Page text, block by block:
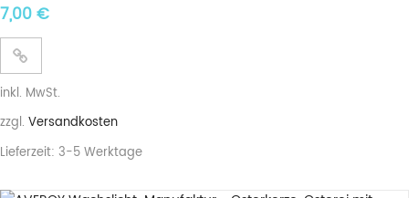
7,00€
inkl. MwSt.
zzgl. Versandkosten
Lieferzeit: 3-5 Werktage